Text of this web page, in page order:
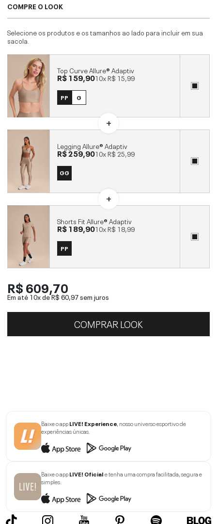
COMPRE O LOOK
Selecione os produtos e os tamanhos ao lado para incluir em sua
sacola.
Top Curve Allure® Adaptiv
R$ 159,9010xR$ 15,99
PP G
Legging Allure® Adaptiv
R$ 259,9010xR$ 25,99
GG
Shorts Fit Allure® Adaptiv
R$ 189,9010xR$ 18,99
PP
R$ 609,70
Em até 10x deR$ 60,97sem juros
COMPRAR LOOK
Baixe o appLIVE! Experience, nosso universo esportivo de
experiências únicas.
Baixe o appLIVE! Oficiale tenha uma compra facilitada, segura e
simples.